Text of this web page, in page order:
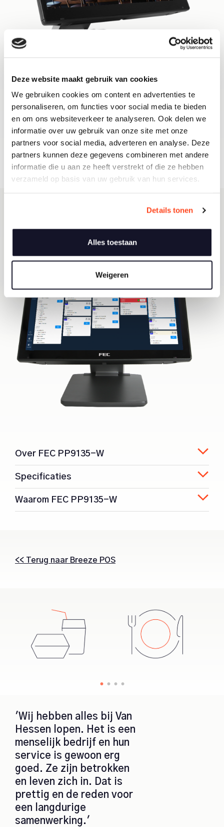
Deze website maakt gebruik van cookies
We gebruiken cookies om content en advertenties te
personaliseren, om functies voor social media te bieden
en om ons websiteverkeer te analyseren. Ook delen we
informatie over uw gebruik van onze site met onze
partners voor social media, adverteren en analyse. Deze
partners kunnen deze gegevens combineren met andere
informatie die u aan ze heeft verstrekt of die ze hebben
verzameld op basis van uw gebruik van hun services.
Details tonen
Alles toestaan
Weigeren
Over FEC PP-9735W Workstation
Specificaties
Waarom FEC PP-9735W Workstation
(KDS)
Over FEC PP9135-W
Specificaties
Waarom FEC PP9135-W
<< Terug naar Breeze POS
'Wij hebben alles bij Van
Hessen lopen. Het is een
menselijk bedrijf en hun
service is gewoon erg
goed. Ze zijn betrokken
en leven zich in. Dat is
prettig en de reden voor
een langdurige
samenwerking.'